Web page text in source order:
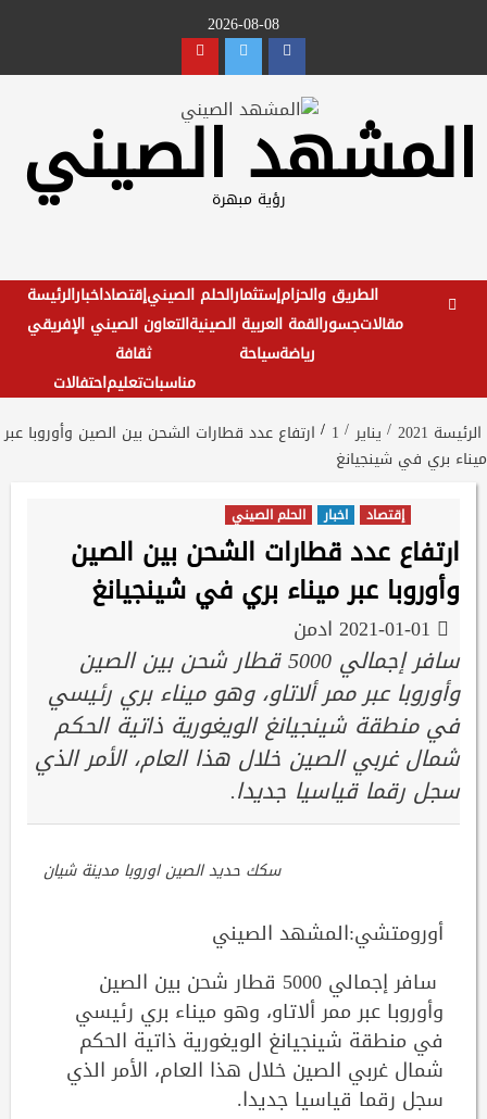
2026-08-08
Facebook
Twitter
Youtube
المشهد الصيني
رؤية مبهرة
الرئيسةاخبارإقتصادالحلم الصينيإستثمارالطريق والحزام
التعاون الصيني الإفريقيالقمة العربية الصينيةجسورمقالات
ثقافة
احتفالاتتعليممناسبات
سياحةرياضة
الرئيسة 2021 يناير 1
ارتفاع عدد قطارات الشحن بين الصين وأوروبا عبر
ميناء بري في شينجيانغ
إقتصاد اخبار الحلم الصيني
ارتفاع عدد قطارات الشحن بين الصين
وأوروبا عبر ميناء بري في شينجيانغ
ادمن
سافر إجمالي 5000 قطار شحن بين الصين
وأوروبا عبر ممر ألاتاو، وهو ميناء بري رئيسي
في منطقة شينجيانغ الويغورية ذاتية الحكم
شمال غربي الصين خلال هذا العام، الأمر الذي
سجل رقما قياسيا جديدا.
سكك حديد الصين اوروبا مدينة شيان
أورومتشي:المشهد الصيني
سافر إجمالي 5000 قطار شحن بين الصين
وأوروبا عبر ممر ألاتاو، وهو ميناء بري رئيسي
في منطقة شينجيانغ الويغورية ذاتية الحكم
شمال غربي الصين خلال هذا العام، الأمر الذي
سجل رقما قياسيا جديدا.